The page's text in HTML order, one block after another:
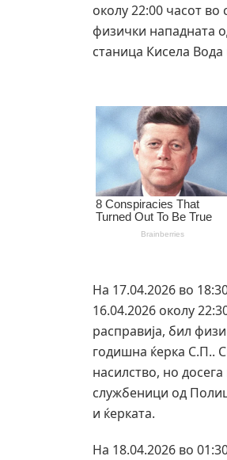
околу 22:00 часот
физички нападната
станица Кисела
На 17.04.2026 во
16.04.2026 околу
расправија, бил
годишна ќерка С.П..
насилство, но
службеници од
и ќерката.
На 18.04.2026 во